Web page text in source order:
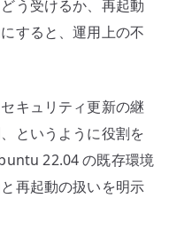
う受けるか、再起動
すると、運用上の不
キュリティ更新の継
というように役割を
22.04 の既存環境
再起動の扱いを明示